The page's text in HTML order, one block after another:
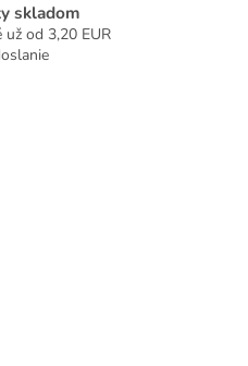
skladom
už od 3,20 EUR